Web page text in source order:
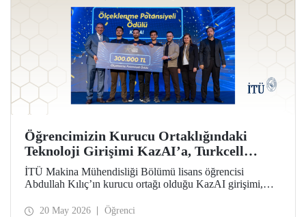
Öğrencimizin Kurucu Ortaklığındaki
Teknoloji Girişimi KazAI’a, Turkcell
Yarının Teknoloji Liderleri Yarışmasında
“Ölçeklenme Potansiyeli Ödülü”
İTÜ Makina Mühendisliği Bölümü lisans öğrencisi
Abdullah Kılıç’ın kurucu ortağı olduğu KazAI girişimi,
Potansiyeli Ödülü”nün sahibi oldu. Farklı disiplinlerden
20 May 2026 Öğrenci